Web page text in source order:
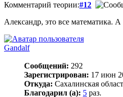
Комментарий теории:#12
Александр, это все математика.
Gandalf
Сообщений: 292
Зарегистрирован: 17 июн
Откуда: Сахалинская
Благодарил (а): 5 раз.